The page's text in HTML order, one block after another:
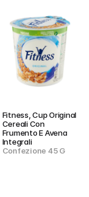
Fitness, Cup Original
Cereali Con
Frumento E Avena
Integrali
Confezione 45 G